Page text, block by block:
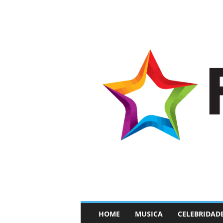
HOME MUSICA